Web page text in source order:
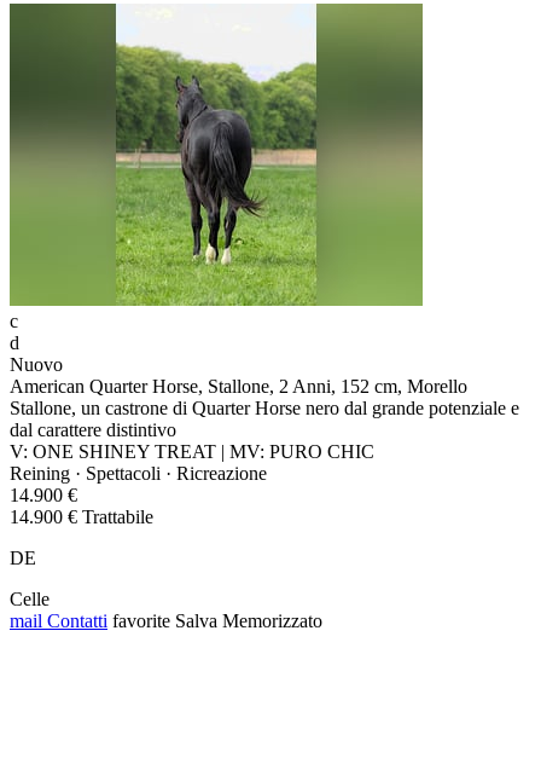
c
d
Nuovo
American Quarter Horse, Stallone, 2 Anni, 152 cm, Morello
Stallone, un castrone di Quarter Horse nero dal grande potenziale e
dal carattere distintivo
V: ONE SHINEY TREAT | MV: PURO CHIC
Reining · Spettacoli · Ricreazione
14.900 €
14.900 € Trattabile
DE
Celle
mail Contatti favorite Salva Memorizzato